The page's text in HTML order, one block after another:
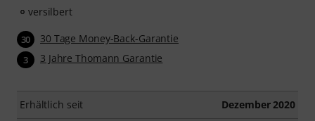
versilbert
30 30 Tage Money-Back-Garantie
3 3 Jahre Thomann Garantie
Erhältlich seit Dezember 2020